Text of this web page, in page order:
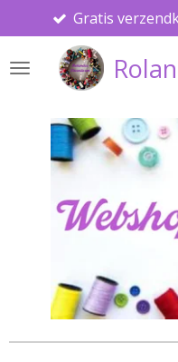
direct
naar
Gratis